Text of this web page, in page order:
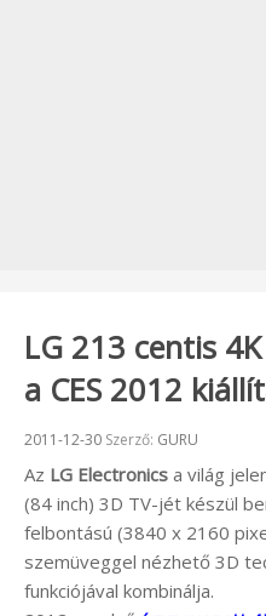
LG 213 centis
a CES 2012
Beküldve:
2011-12-30 Szerző: GURU
Az LG Electronics a világ
(84 inch) 3D TV-jét készül
felbontású (3840 x 2160
szemüveggel nézhető 3D
funkciójával kombinálja.